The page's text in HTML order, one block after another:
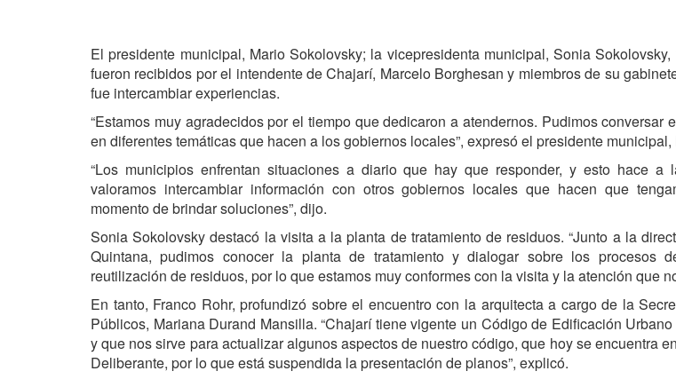
El presidente municipal, Mario Sokolovsky; la vicepresidenta municipal, Sonia
fueron recibidos por el intendente de Chajarí, Marcelo Borghesan y miembros de su
fue intercambiar experiencias.
“Estamos muy agradecidos por el tiempo que dedicaron a atendernos. Pudimos conversar
en diferentes temáticas que hacen a los gobiernos locales”, expresó el presidente
“Los municipios enfrentan situaciones a diario que hay que responder, y esto hace a
valoramos intercambiar información con otros gobiernos locales que hacen que
momento de brindar soluciones”, dijo.
Sonia Sokolovsky destacó la visita a la planta de tratamiento de residuos. “Junto a la
Quintana, pudimos conocer la planta de tratamiento y dialogar sobre los procesos
reutilización de residuos, por lo que estamos muy conformes con la visita y la atención que
En tanto, Franco Rohr, profundizó sobre el encuentro con la arquitecta a cargo de la
Públicos, Mariana Durand Mansilla. “Chajarí tiene vigente un Código de Edificación
y que nos sirve para actualizar algunos aspectos de nuestro código, que hoy se encuentra
Deliberante, por lo que está suspendida la presentación de planos”, explicó.